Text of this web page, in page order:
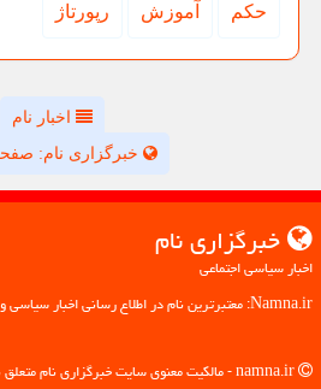
حكم آموزش رپورتاژ
اخبار نام
خبرگزاری نام:
خبرگزاری نام
اخبار سیاسی اجتماعی
Namna.ir: معتبرترین نام در اطلاع رسانی اخبار سیاسی و اجتماعی، گامی مطمئن به سوی آگاهی